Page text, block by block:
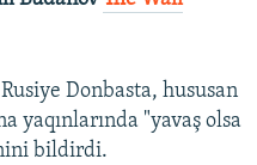
Donbasta, hususan
yaqınlarında "yavaş olsa
bildirdi.